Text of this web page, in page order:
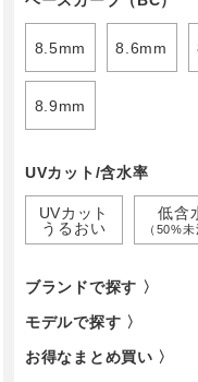
8.5mm 8.6mm
8.9mm
UVカット/含水率
UVカット
うるおい
低含
（50%未
ブランドで探す 〉
モデルで探す 〉
お得なまとめ買い 〉